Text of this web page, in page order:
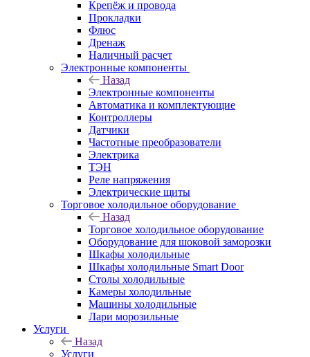
Крепёж и провода
Прокладки
Флюс
Дренаж
Наличный расчет
Электронные компоненты
Назад
Электронные компоненты
Автоматика и комплектующие
Контроллеры
Датчики
Частотные преобразователи
Электрика
ТЭН
Реле напряжения
Электрические щиты
Торговое холодильное оборудование
Назад
Торговое холодильное оборудование
Оборудование для шоковой заморозки
Шкафы холодильные
Шкафы холодильные Smart Door
Столы холодильные
Камеры холодильные
Машины холодильные
Лари морозильные
Услуги
Назад
Услуги